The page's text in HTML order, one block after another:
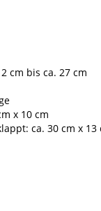
cm bis ca. 27 cm
x 10 cm
ca. 30 cm x 13